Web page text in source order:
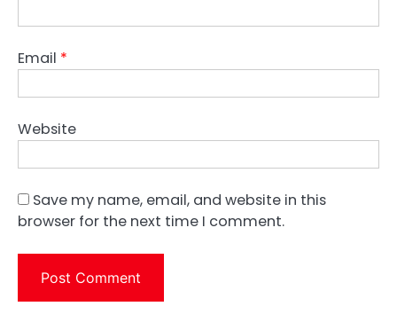
Email *
Website
Save my name, email, and website in this
browser for the next time I comment.